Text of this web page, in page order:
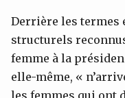
Derrière les termes
structurels
femme à la
elle-même, «
les femmes qui ont